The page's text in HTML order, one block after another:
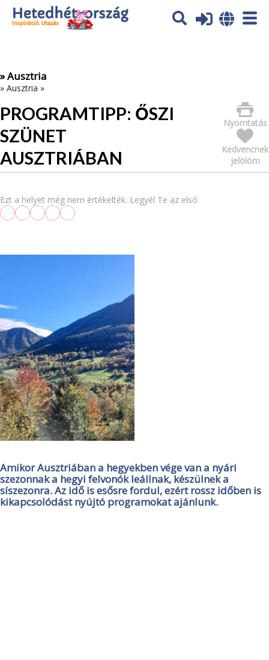
Az oldal sütiket (cookies) használ. További tájékoztatás itt:
Adatvédelmi tájékoztató
» Ausztria
» Ausztria »
PROGRAMTIPP: ŐSZI
SZÜNET
AUSZTRIÁBAN
Nyomtatás
Kedvencnek
jelölöm
Ezt a helyet még nem értékelték. Legyél Te az első:
Amikor Ausztriában a hegyekben vége van a nyári
szezonnak a hegyi felvonók leállnak, készülnek a
síszezonra. Az idő is esősre fordul, ezért rossz időben is
kikapcsolódást nyújtó programokat ajánlunk.